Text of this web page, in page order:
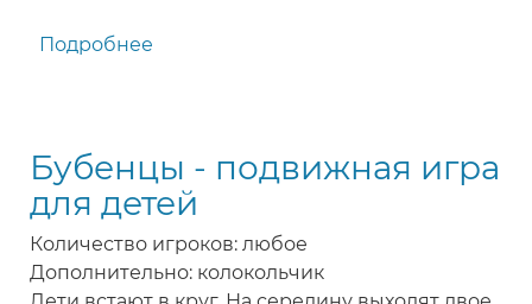
Подробнее
-
игра
для
детей
Бубенцы - подвижная игра
для детей
Количество игроков: любое
Дополнительно: колокольчик